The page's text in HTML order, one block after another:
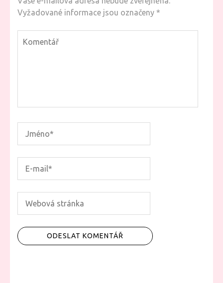
Vyžadované informace jsou označeny *